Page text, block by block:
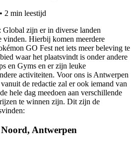
• 2 min leestijd
zijn er in diverse landen
vinden. Hierbij komen meerdere
GO Fest net iets meer beleving te
waar het plaatsvindt is onder andere
en Gyms en er zijn leuke
activiteiten. Voor ons is Antwerpen
de redactie zal er ook iemand van
hele dag meedoen aan verschillende
te winnen zijn. Dit zijn de
Antwerpen